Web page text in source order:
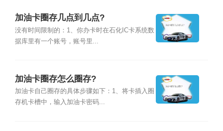
加油卡圈存几点到几点?
没有时间限制的：1、你办卡时在石化IC卡系统数
据库里有一个账号，账号里...
加油卡圈存怎么圈存?
加油卡自己圈存的具体步骤如下：1、将卡插入圈
存机卡槽中，输入加油卡密码...